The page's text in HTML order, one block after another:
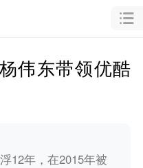
伟东带领优酷
12年，在2015年被